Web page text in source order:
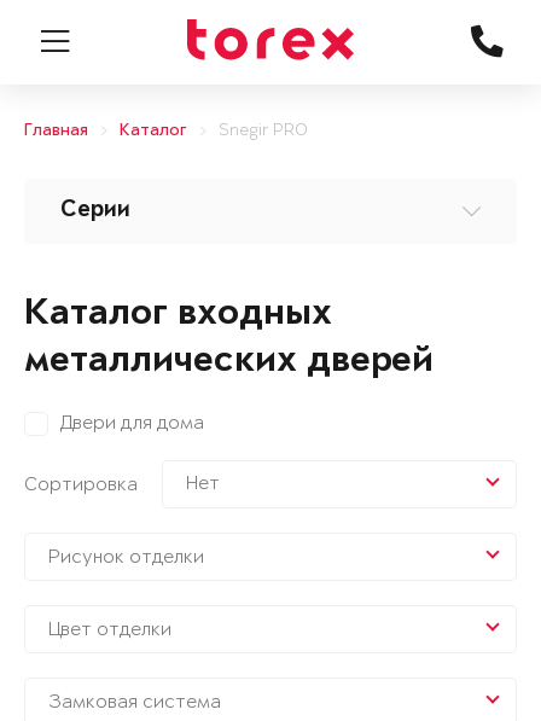
Главная Каталог Snegir PRO
Серии
Каталог входных
металлических дверей
Двери для дома
Сортировка Нет
Рисунок отделки
Цвет отделки
Замковая система